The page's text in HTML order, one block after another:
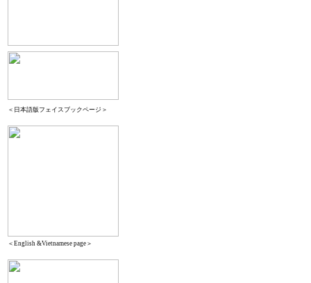
＜日本語版フェイスブックページ＞
＜English &Vietnamese page＞